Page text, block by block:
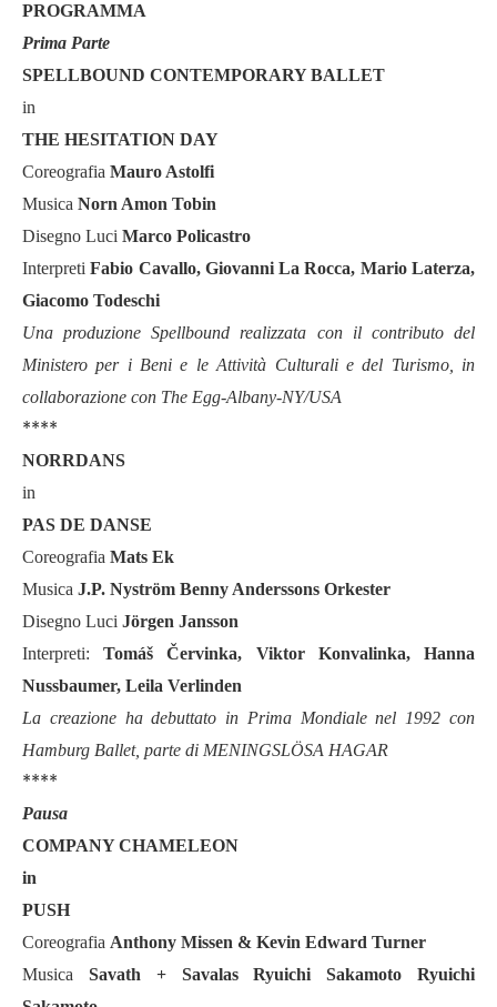
PROGRAMMA
Prima Parte
SPELLBOUND CONTEMPORARY BALLET
in
THE HESITATION DAY
Coreografia Mauro Astolfi
Musica Norn Amon Tobin
Disegno Luci Marco Policastro
InterpretiFabio Cavallo, Giovanni La Rocca, Mario Laterza,
Giacomo Todeschi
Una produzione Spellbound realizzata con il contributo del
Ministero per i Beni e le Attività Culturali e del Turismo, in
collaborazione con The Egg-Albany-NY/USA
****
NORRDANS
in
PAS DE DANSE
Coreografia Mats Ek
Musica J.P. Nyström Benny Anderssons Orkester
Disegno Luci Jörgen Jansson
Interpreti:Tomáš Červinka, Viktor Konvalinka, Hanna
Nussbaumer, Leila Verlinden
La creazione ha debuttato in Prima Mondiale nel 1992 con
Hamburg Ballet, parte di MENINGSLÖSA HAGAR
****
Pausa
COMPANY CHAMELEON
in
PUSH
Coreografia Anthony Missen & Kevin Edward Turner
Musica Savath + Savalas Ryuichi Sakamoto Ryuichi